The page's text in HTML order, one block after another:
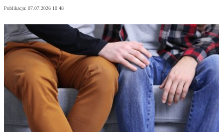
Publikacja: 07.07.2026 10:48